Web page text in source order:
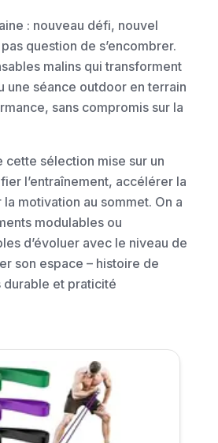
: nouveau défi, nouvel
question de s’encombrer.
malins qui transforment
une séance outdoor en terrain
sans compromis sur la
cette sélection mise sur un
l’entraînement, accélérer la
la motivation au sommet. On a
modulables ou
d’évoluer avec le niveau de
son espace – histoire de
et praticité